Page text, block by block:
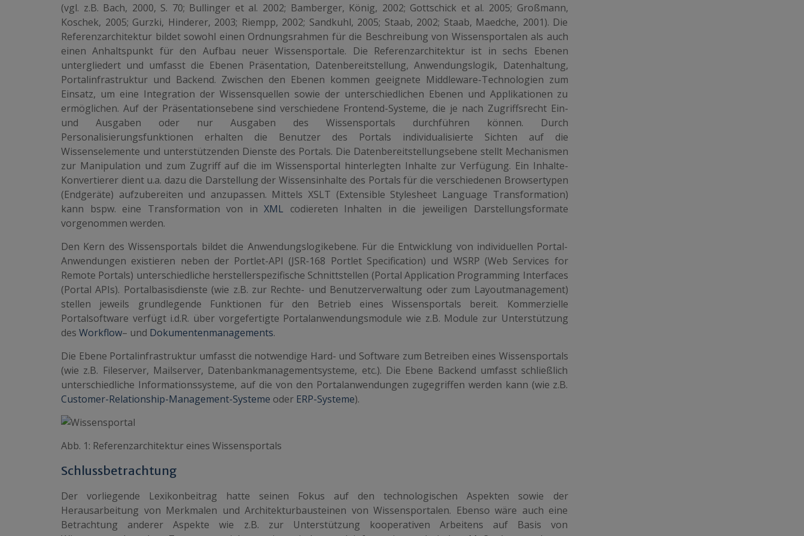
(vgl. z.B. Bach, 2000, S. 70; Bullinger et al. 2002; Bamberger, König, 2002; Gottschick et al. 2005; Großmann,
Koschek, 2005; Gurzki, Hinderer, 2003; Riempp, 2002; Sandkuhl, 2005; Staab, 2002; Staab, Maedche, 2001). Die
Referenzarchitektur bildet sowohl einen Ordnungsrahmen für die Beschreibung von Wissensportalen als auch
einen Anhaltspunkt für den Aufbau neuer Wissensportale. Die Referenzarchitektur ist in sechs Ebenen
untergliedert und umfasst die Ebenen Präsentation, Datenbereitstellung, Anwendungslogik, Datenhaltung,
Portalinfrastruktur und Backend. Zwischen den Ebenen kommen geeignete Middleware-Technologien zum
Einsatz, um eine Integration der Wissensquellen sowie der unterschiedlichen Ebenen und Applikationen zu
ermöglichen. Auf der Präsentationsebene sind verschiedene Frontend-Systeme, die je nach Zugriffsrecht Ein-
und Ausgaben oder nur Ausgaben des Wissensportals durchführen können. Durch
Personalisierungsfunktionen erhalten die Benutzer des Portals individualisierte Sichten auf die
Wissenselemente und unterstützenden Dienste des Portals. Die Datenbereitstellungsebene stellt Mechanismen
zur Manipulation und zum Zugriff auf die im Wissensportal hinterlegten Inhalte zur Verfügung. Ein Inhalte-
Konvertierer dient u.a. dazu die Darstellung der Wissensinhalte des Portals für die verschiedenen Browsertypen
(Endgeräte) aufzubereiten und anzupassen. Mittels XSLT (Extensible Stylesheet Language Transformation)
kann bspw. eine Transformation von inXML codiereten Inhalten in die jeweiligen Darstellungsformate
vorgenommen werden.
Den Kern des Wissensportals bildet die Anwendungslogikebene. Für die Entwicklung von individuellen Portal-
Anwendungen existieren neben der Portlet-API (JSR-168 Portlet Specification) und WSRP (Web Services for
Remote Portals) unterschiedliche hersteller­spezifische Schnittstellen (Portal Application Programming Interfaces
(Portal APIs). Portalbasisdienste (wie z.B. zur Rechte- und Benutzerverwaltung oder zum Layoutmanagement)
stellen jeweils grundlegende Funktionen für den Betrieb eines Wissensportals bereit. Kommerzielle
Portalsoftware verfügt i.d.R. über vorgefertigte Portalanwendungsmodule wie z.B. Module zur Unterstützung
des Workflow– und Dokumentenmanagements.
Die Ebene Portalinfrastruktur umfasst die notwendige Hard- und Software zum Betreiben eines Wissensportals
(wie z.B. Fileserver, Mailserver, Datenbankmanagementsysteme, etc.). Die Ebene Backend umfasst schließlich
unterschiedliche Informationssysteme, auf die von den Portalanwendungen zugegriffen werden kann (wie z.B.
Customer-Relationship-Management-Systeme oder ERP-Systeme).
Abb. 1: Referenzarchitektur eines Wissensportals
Schlussbetrachtung
Der vorliegende Lexikonbeitrag hatte seinen Fokus auf den technologischen Aspekten sowie der
Herausarbeitung von Merkmalen und Architekturbausteinen von Wissensportalen. Ebenso wäre auch eine
Betrachtung anderer Aspekte wie z.B. zur Unterstützung kooperativen Arbeitens auf Basis von